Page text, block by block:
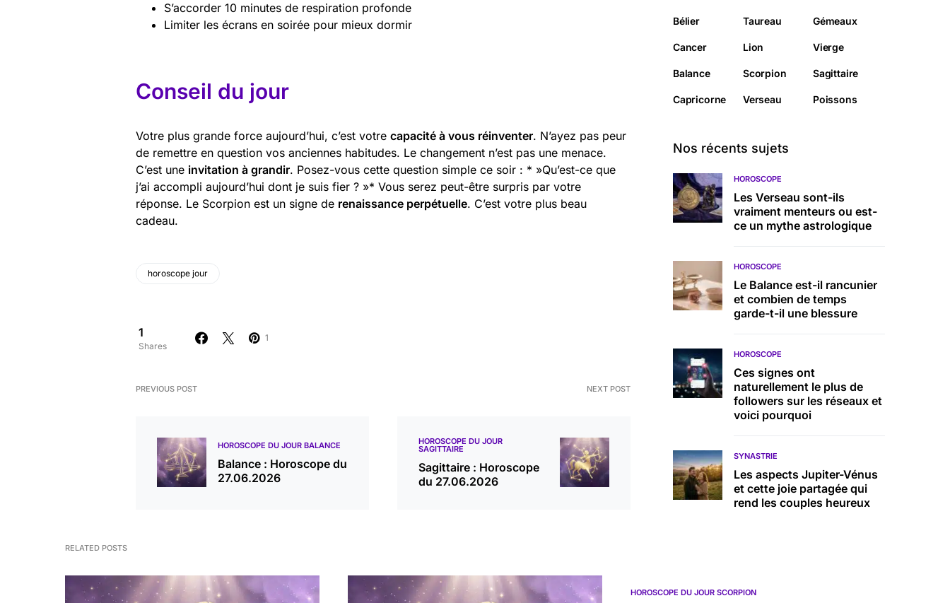
S’accorder 10 minutes de respiration profonde
Limiter les écrans en soirée pour mieux dormir
Conseil du jour
Votre plus grande force aujourd’hui, c’est votre capacité à vous réinventer. N’ayez pas peur
de remettre en question vos anciennes habitudes. Le changement n’est pas une menace.
C’est une invitation à grandir. Posez-vous cette question simple ce soir : * »Qu’est-ce que
j’ai accompli aujourd’hui dont je suis fier ? »* Vous serez peut-être surpris par votre
réponse. Le Scorpion est un signe de renaissance perpétuelle. C’est votre plus beau
cadeau.
horoscope jour
1
Shares
1
PREVIOUS POST
HOROSCOPE DU JOUR BALANCE
Balance : Horoscope du
27.06.2026
NEXT POST
HOROSCOPE DU JOUR
SAGITTAIRE
Sagittaire : Horoscope
du 27.06.2026
Bélier Taureau Gémeaux
Cancer Lion Vierge
Balance Scorpion Sagittaire
Capricorne Verseau Poissons
Nos récents sujets
HOROSCOPE
Les Verseau sont-ils
vraiment menteurs ou est-
ce un mythe astrologique
HOROSCOPE
Le Balance est-il rancunier
et combien de temps
garde-t-il une blessure
HOROSCOPE
Ces signes ont
naturellement le plus de
followers sur les réseaux et
voici pourquoi
SYNASTRIE
Les aspects Jupiter-Vénus
et cette joie partagée qui
rend les couples heureux
RELATED POSTS
HOROSCOPE DU JOUR SCORPION